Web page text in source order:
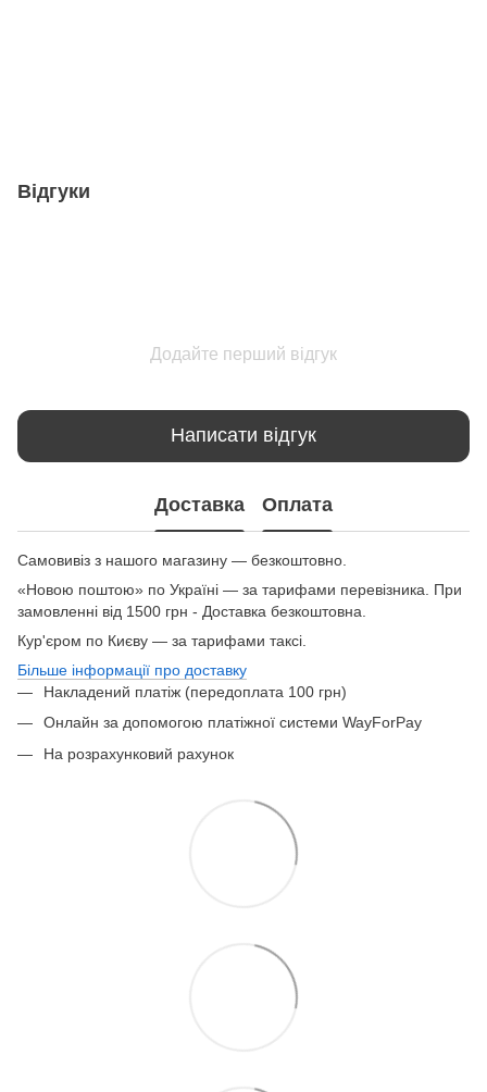
Відгуки
Додайте перший відгук
Написати відгук
Доставка Оплата
Самовивіз з нашого магазину — безкоштовно.
«Новою поштою» по Україні — за тарифами перевізника. При
замовленні від 1500 грн - Доставка безкоштовна.
Кур'єром по Києву — за тарифами таксі.
Більше інформації про доставку
Накладений платіж (передоплата 100 грн)
Онлайн за допомогою платіжної системи WayForPay
На розрахунковий рахунок